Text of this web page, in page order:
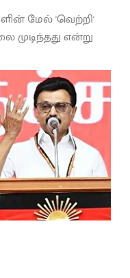
மேல் 'வெற்றி'
என்று